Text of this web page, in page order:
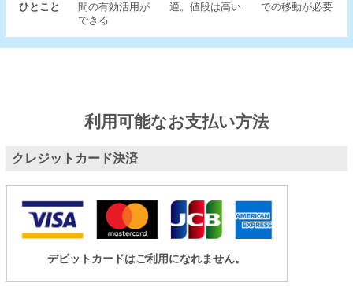
ひとこと
間の有効活用が
できる
適。値段は高い
での移動が必要
利用可能なお支払い方法
クレジットカード決済
デビットカードはご利用になれません。